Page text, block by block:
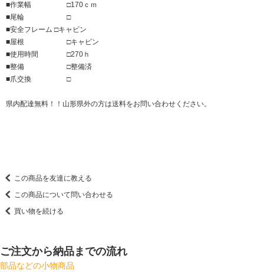
■作業幅 □170ｃｍ
■尾輪 □
■安全フレーム □キャビン
■屋根 □キャビン
■使用時間 □270ｈ
■整備 □整備済
■爪交換 □
県内配達無料！！山形県外の方は送料をお問い合わせください。
この商品を友達に教える
この商品について問い合わせる
買い物を続ける
ご注文から納品までの流れ
部品などの小物商品